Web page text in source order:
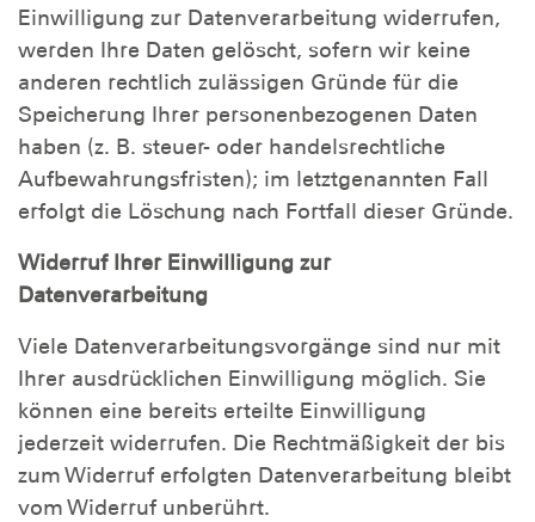
Einwilligung zur Datenverarbeitung widerrufen,
werden Ihre Daten gelöscht, sofern wir keine
anderen rechtlich zulässigen Gründe für die
Speicherung Ihrer personenbezogenen Daten
haben (z. B. steuer- oder handelsrechtliche
Aufbewahrungsfristen); im letztgenannten Fall
erfolgt die Löschung nach Fortfall dieser Gründe.
Widerruf Ihrer Einwilligung zur
Datenverarbeitung
Viele Datenverarbeitungsvorgänge sind nur mit
Ihrer ausdrücklichen Einwilligung möglich. Sie
können eine bereits erteilte Einwilligung
jederzeit widerrufen. Die Rechtmäßigkeit der bis
zum Widerruf erfolgten Datenverarbeitung bleibt
vom Widerruf unberührt.